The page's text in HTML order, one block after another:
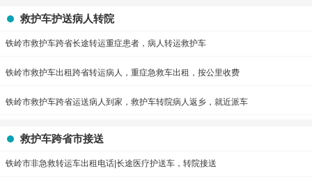
救护车护送病人转院
铁岭市救护车跨省长途转运重症患者，病人转运救护车
铁岭市救护车出租跨省转运病人，重症急救车出租，按公里收费
铁岭市救护车跨省运送病人到家，救护车转院病人返乡，就近派车
救护车跨省市接送
铁岭市非急救转运车出租电话|长途医疗护送车，转院接送